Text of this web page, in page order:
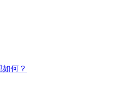
何？